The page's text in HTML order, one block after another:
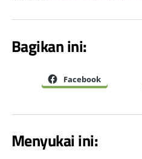
Bagikan ini:
Facebook
Menyukai ini: